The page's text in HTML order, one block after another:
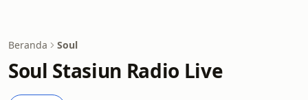
Beranda Soul
Soul Stasiun Radio Live